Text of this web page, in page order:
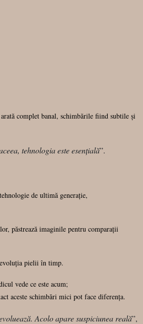
complet banal, schimbările fiind subtile și
tehnologia este esențială”.
de ultimă generație,
păstrează imaginile pentru comparații
evoluția pielii în timp.
vede ce este acum;
aceste schimbări mici pot face diferența.
Acolo apare suspiciunea reală”,